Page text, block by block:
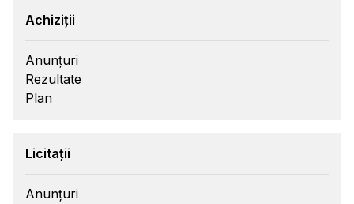
Achiziții
Anunțuri
Rezultate
Plan
Licitații
Anunțuri